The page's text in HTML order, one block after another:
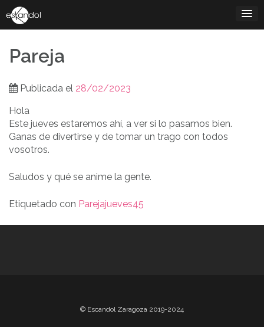
Saltar
al
contenido
Pareja
Publicada el 28/02/2023
Hola
Este jueves estaremos ahí, a ver si lo pasamos bien.
Ganas de divertirse y de tomar un trago con todos
vosotros.
Saludos y qué se anime la gente.
Etiquetado con Parejajueves45
© Escandol Zaragoza 2019-2024